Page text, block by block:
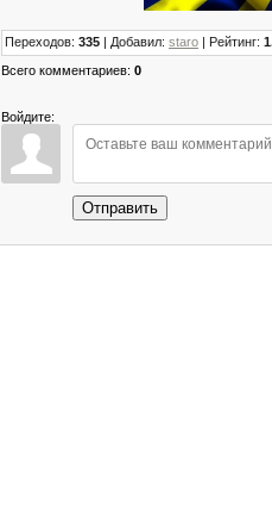
Переходов: 335 | Добавил: staro | Рейтинг:
Всего комментариев: 0
Войдите:
Отправить